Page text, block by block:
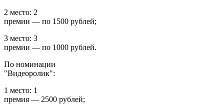
2 место: 2
премии — по 1500 рублей;
3 место: 3
премии — по 1000 рублей.
По номинации
"Видеоролик":
1 место: 1
премия — 2500 рублей;